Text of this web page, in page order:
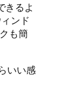
きるよ
ンド
も簡
いい感